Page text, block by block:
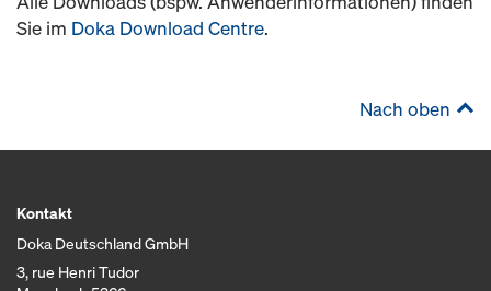
Sie im Doka Download Centre.
Nach oben
Kontakt
Doka Deutschland GmbH
3, rue Henri Tudor